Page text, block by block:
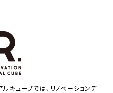
キューブでは、リノベーションデ